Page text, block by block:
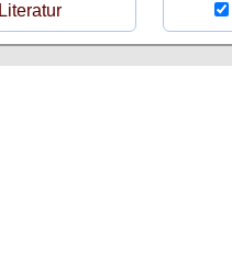
Literatur